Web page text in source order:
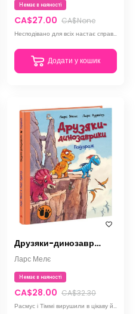
Немає в наяності
CA$27.00 CA$None
Несподівано для всіх настає справжня зима: холоднішає, випадає сніг, а на озері з’являється лід.
Додати у кошик
Друзяки-динозаврики. Подорож
Ларс Мелє
Немає в наяності
CA$28.00 CA$32.30
Расмус і Тіммі вирушили в цікаву й небезпечну подорож. Що чекатиме їх у місцях, де ще не ступала